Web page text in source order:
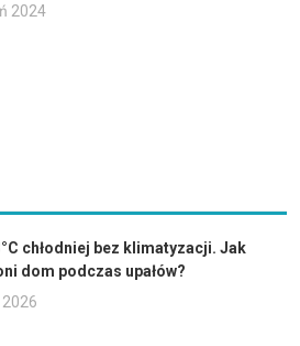
2024
chłodniej bez klimatyzacji. Jak
dom podczas upałów?